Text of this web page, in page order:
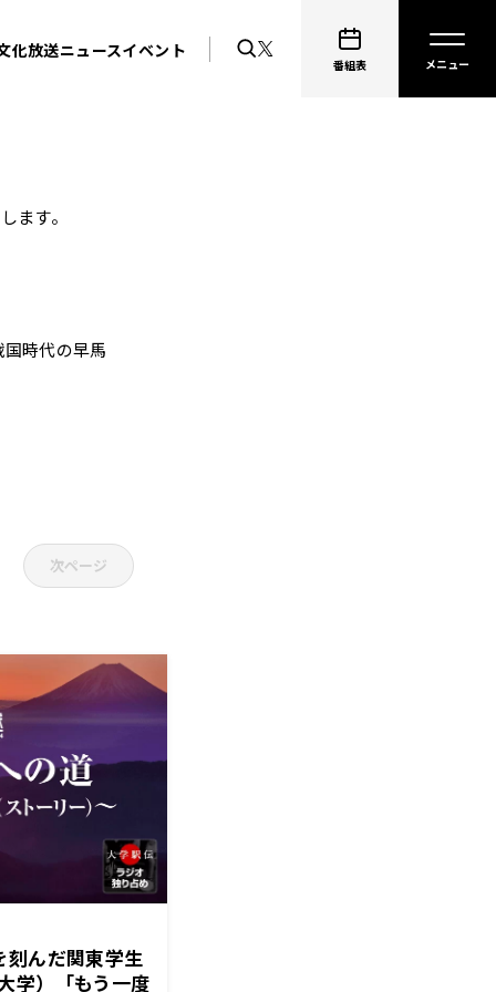
化放送ニュースイベント
番組表
ます。
時代の早馬
次ページ
刻んだ関東学生
学）「もう一度